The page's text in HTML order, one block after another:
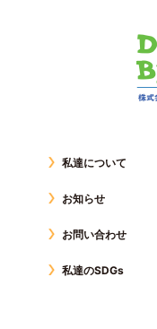
私達について
お知らせ
お問い合わせ
私達のSDGs